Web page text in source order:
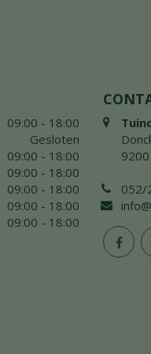
09:00 - 18:00
Gesloten
09:00 - 18:00
09:00 - 18:00
09:00 - 18:00
09:00 - 18:00
09:00 - 18:00
052/